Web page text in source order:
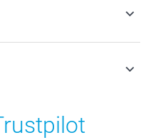
TVA incluse et hors frais de